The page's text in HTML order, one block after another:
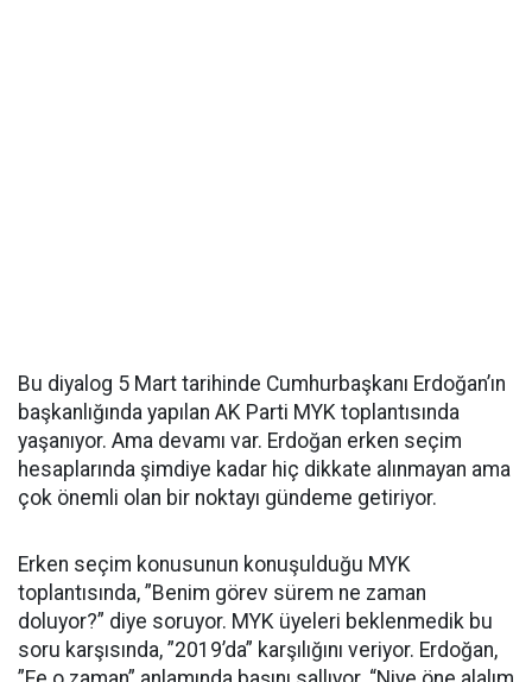
Bu diyalog 5 Mart tarihinde Cumhurbaşkanı Erdoğan’ın
başkanlığında yapılan AK Parti MYK toplantısında
yaşanıyor. Ama devamı var. Erdoğan erken seçim
hesaplarında şimdiye kadar hiç dikkate alınmayan ama
çok önemli olan bir noktayı gündeme getiriyor.
Erken seçim konusunun konuşulduğu MYK
toplantısında, ”Benim görev sürem ne zaman
doluyor?” diye soruyor. MYK üyeleri beklenmedik bu
soru karşısında, ”2019’da” karşılığını veriyor. Erdoğan,